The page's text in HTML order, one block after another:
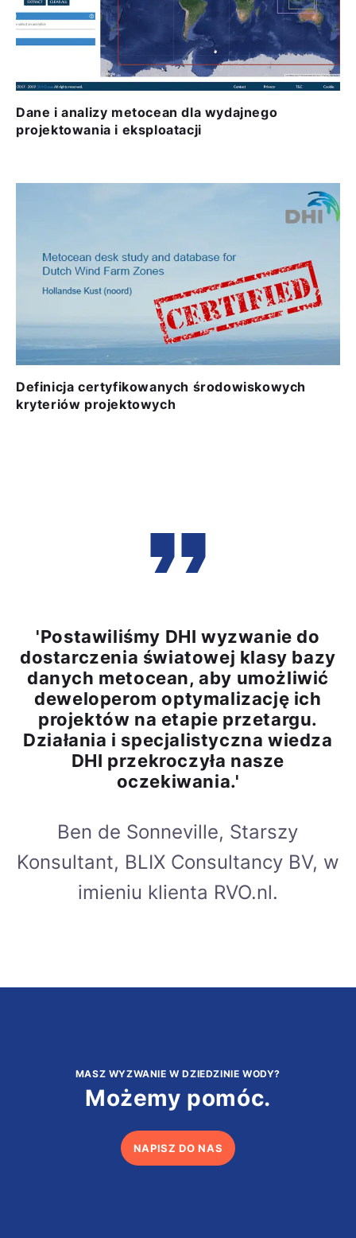
Dane i analizy metocean dla wydajnego
projektowania i eksploatacji
Definicja certyfikowanych środowiskowych
kryteriów projektowych
'Postawiliśmy DHI wyzwanie do
dostarczenia światowej klasy bazy
danych metocean, aby umożliwić
deweloperom optymalizację ich
projektów na etapie przetargu.
Działania i specjalistyczna wiedza
DHI przekroczyła nasze
oczekiwania.'
Ben de Sonneville, Starszy
Konsultant, BLIX Consultancy BV, w
imieniu klienta RVO.nl.
MASZ WYZWANIE W DZIEDZINIE WODY?
Możemy pomóc.
NAPISZ DO NAS